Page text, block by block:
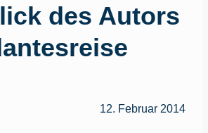
des Autors
12. Februar 2014